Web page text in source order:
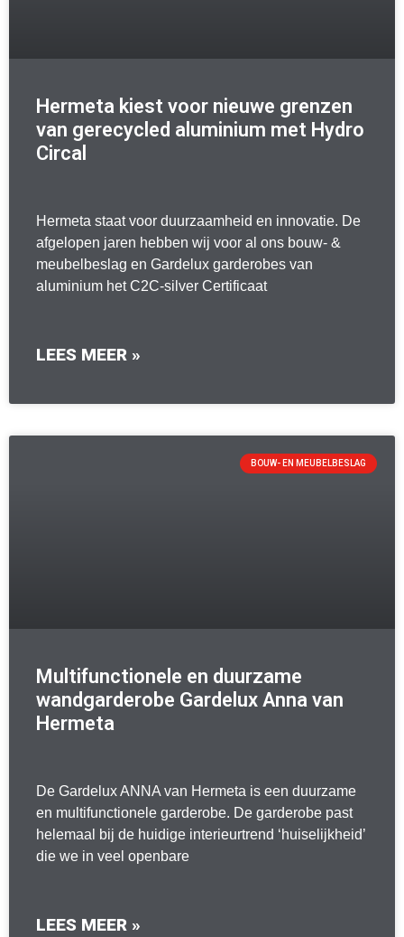
Hermeta kiest voor nieuwe grenzen
van gerecycled aluminium met Hydro
Circal
Hermeta staat voor duurzaamheid en innovatie. De
afgelopen jaren hebben wij voor al ons bouw- &
meubelbeslag en Gardelux garderobes van
aluminium het C2C-silver Certificaat
LEES MEER »
BOUW- EN MEUBELBESLAG
Multifunctionele en duurzame
wandgarderobe Gardelux Anna van
Hermeta
De Gardelux ANNA van Hermeta is een duurzame
en multifunctionele garderobe. De garderobe past
helemaal bij de huidige interieurtrend ‘huiselijkheid’
die we in veel openbare
LEES MEER »